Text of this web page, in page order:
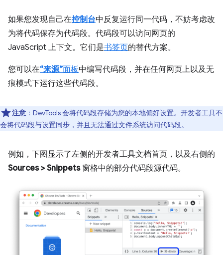
如果您发现自己在控制台中反复运行同一代码，不妨考虑改
为将代码保存为代码段。代码段可以访问网页的
JavaScript 上下文。它们是书签页的替代方案。
您可以在“来源”面板中编写代码段，并在任何网页上以及无
痕模式下运行这些代码段。
注意 ：DevTools 会将代码段存储为您的本地偏好设置。开发者工具不
会将代码段与设置同步 ，并且无法通过文件系统访问代码段。
例如，下图显示了左侧的开发者工具文档首页，以及右侧的
Sources >Snippets窗格中的部分代码段源代码。